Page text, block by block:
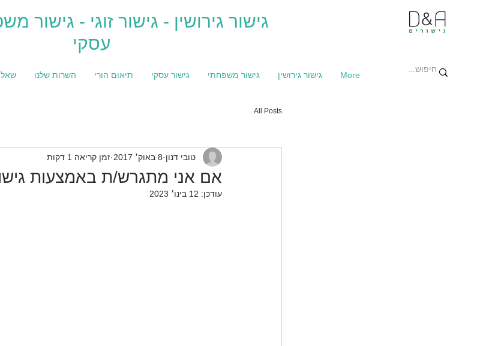
גישור גירושין - גישור זוגי - גישור
עסקי
השרות שלנו תיאום הורי גישור עסקי גישור משפחתי גישור גירושין More
All Posts
אם אני מתגרש/ת באמצעות
טובי דנון 8 באוק׳ 2017 זמן קריאה 1 דקות
עודכן: 12 בינו׳ 2023